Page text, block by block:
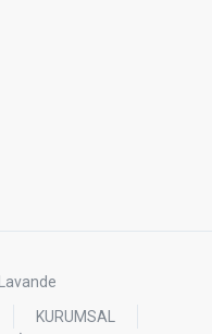
KURUMSAL